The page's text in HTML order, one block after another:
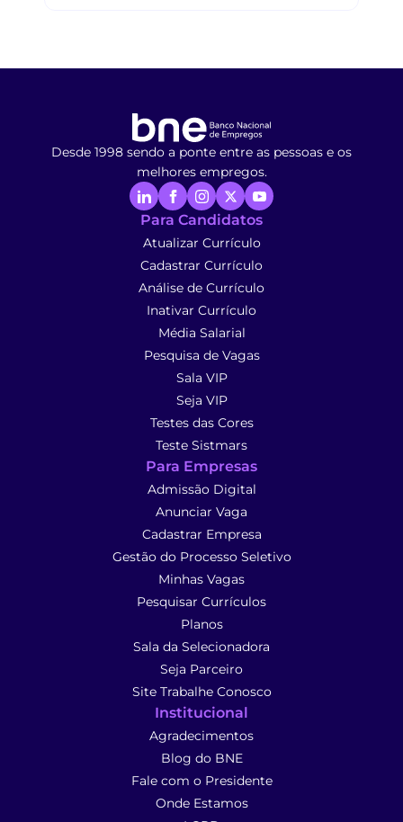
Desde 1998 sendo a ponte entre as pessoas e os
melhores empregos.
Para Candidatos
Atualizar Currículo
Cadastrar Currículo
Análise de Currículo
Inativar Currículo
Média Salarial
Pesquisa de Vagas
Sala VIP
Seja VIP
Testes das Cores
Teste Sistmars
Para Empresas
Admissão Digital
Anunciar Vaga
Cadastrar Empresa
Gestão do Processo Seletivo
Minhas Vagas
Pesquisar Currículos
Planos
Sala da Selecionadora
Seja Parceiro
Site Trabalhe Conosco
Institucional
Agradecimentos
Blog do BNE
Fale com o Presidente
Onde Estamos